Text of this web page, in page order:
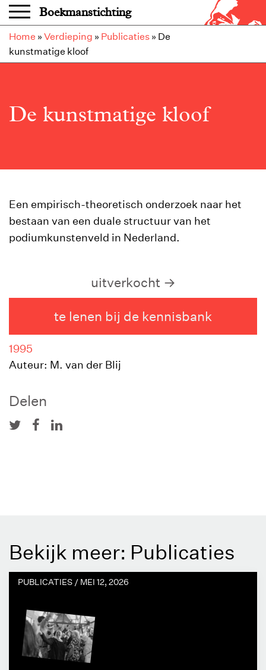
Overslaan en naar de inhoud gaan
Boekmanstichting
Home » Verdieping » Publicaties » De
kunstmatige kloof
De kunstmatige kloof
Een empirisch-theoretisch onderzoek naar het
bestaan van een duale structuur van het
podiumkunstenveld in Nederland.
uitverkocht
te lenen bij de kennisbank
1995
Auteur: M. van der Blij
Delen
Bekijk meer: Publicaties
PUBLICATIES / MEI 12, 2026